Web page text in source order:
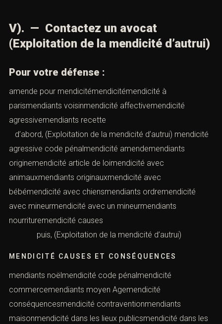
V). — Contactez un avocat
(Exploitation de la mendicité d’autrui)
Pour votre défense :
amende pour mendicitémendicitémendicité à
parismendiants voisinmendicité affectivemendicité
agressivemendiants recette
d’abord, (Exploitation de la mendicité d’autrui) mendicité
agressive code pénalmendicité amendemendiants
originemendicité article de loimendicité avec
animauxmendiants originauxmendicité avec
bébémendicité avec chiensmendiants ordremendicité
avec mineurmendicité avec un mineurmendiants
nourrituremendicité causes
puis, (Exploitation de la mendicité d’autrui)
MENDICITÉ CAUSES ET CONSÉQUENCES
mendiants noëlmendicité code pénalmendicité
commercemendiants moyen Agemendicité
conséquencesmendicité contraventionmendiants
maisonmendicité dans les lieux publicsmendicité dans les